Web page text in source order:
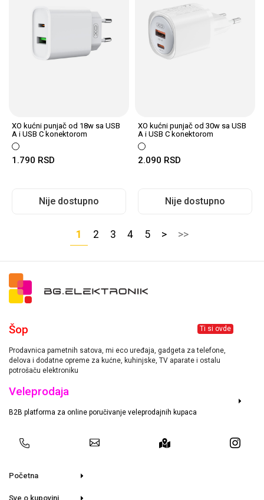
XO kućni punjač od 18w sa USB
A i USB C konektorom
1.790 RSD
Nije dostupno
XO kućni punjač od 30w sa USB
A i USB C konektorom
2.090 RSD
Nije dostupno
1 2 3 4 5 > >>
Ti si ovde
Šop
Prodavnica pametnih satova, mi eco uređaja, gadgeta za telefone,
delova i dodatne opreme za kućne, kuhinjske, TV aparate i ostalu
potrošaču elektroniku
Veleprodaja
B2B platforma za online poručivanje veleprodajnih kupaca
Početna
Sve o kupovini